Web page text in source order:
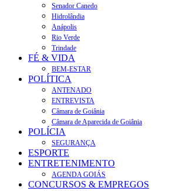
Senador Canedo
Hidrolândia
Anápolis
Rio Verde
Trindade
FÉ & VIDA
BEM-ESTAR
POLÍTICA
ANTENADO
ENTREVISTA
Câmara de Goiânia
Câmara de Aparecida de Goiânia
POLÍCIA
SEGURANÇA
ESPORTE
ENTRETENIMENTO
AGENDA GOIÁS
CONCURSOS & EMPREGOS